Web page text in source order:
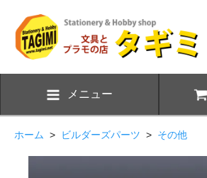
メニュー
ホーム > ビルダーズパーツ > その他